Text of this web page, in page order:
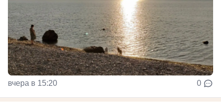
вчера в 15:20 0